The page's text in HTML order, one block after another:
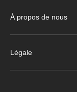
À propos de nous
Légale